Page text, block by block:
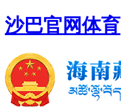
沙巴官网体育